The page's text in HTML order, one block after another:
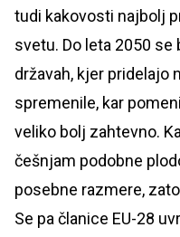
tudi kakovosti najbolj
svetu. Do leta 2050
državah, kjer pridelajo
spremenile, kar
veliko bolj zahtevno.
češnjam podobne
posebne razmere,
Se pa članice EU-28